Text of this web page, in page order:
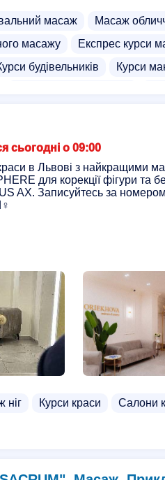
масаж Масаж
масажу Експрес курси
будівельників Курси
сьогодні о 09:00
в Львові з найкращими
для корекції фігури та
AX. Записуйтесь за номером
ніг Курси краси Салони